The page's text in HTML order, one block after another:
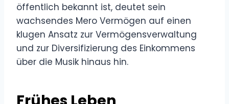
öffentlich bekannt ist, deutet sein
wachsendes Mero Vermögen auf einen
klugen Ansatz zur Vermögensverwaltung
und zur Diversifizierung des Einkommens
über die Musik hinaus hin.